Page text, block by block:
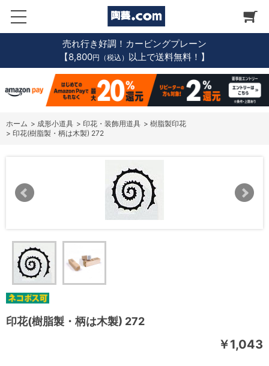
売れ行き好調！カービングプレーン
【8,800円（税込） 以上で送料無料！】
ホーム > 成形小道具 > 印花・装飾用道具 > 樹脂製印花
> 印花(樹脂製・柄は木製) 272
印花(樹脂製・柄は木製) 272
￥1,043